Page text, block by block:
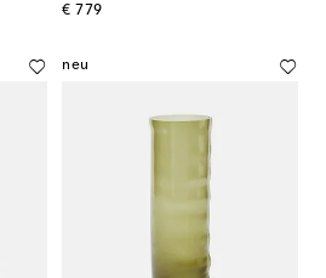
€ 779
original price
neu